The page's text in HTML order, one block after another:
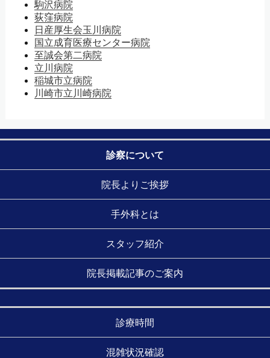
駒沢病院
荻窪病院
日産厚生会玉川病院
国立成育医療センター病院
至誠会第二病院
立川病院
稲城市立病院
川崎市立川崎病院
診察について
院長よりご挨拶
手外科とは
スタッフ紹介
院長掲載記事のご案内
診療時間
混雑状況確認